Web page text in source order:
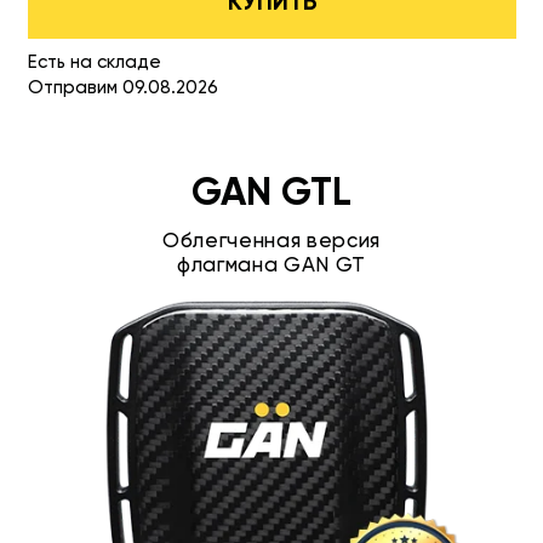
Есть на складе
Отправим 09.08.2026
GAN GTL
Облегченная версия
флагмана GAN GT